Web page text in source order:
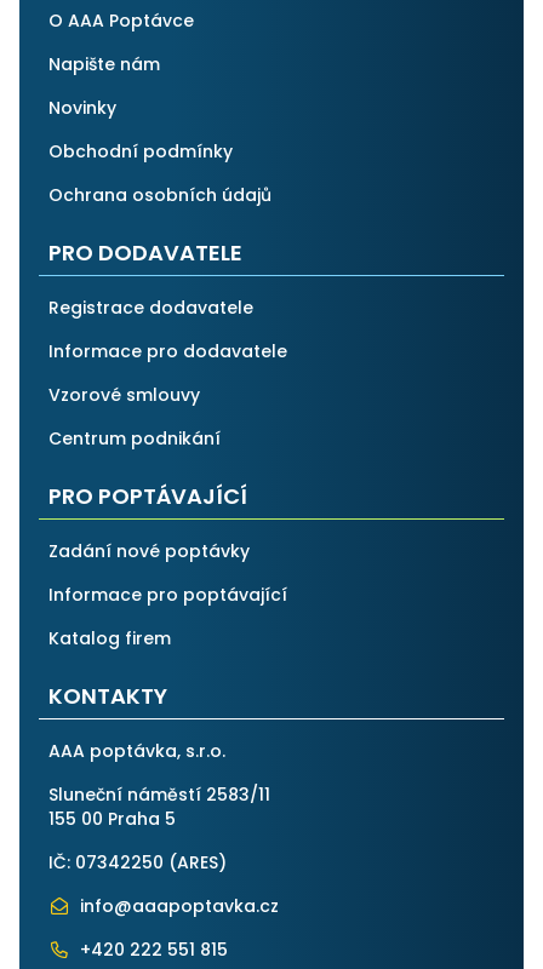
O AAA Poptávce
Napište nám
Novinky
Obchodní podmínky
Ochrana osobních údajů
PRO DODAVATELE
Registrace dodavatele
Informace pro dodavatele
Vzorové smlouvy
Centrum podnikání
PRO POPTÁVAJÍCÍ
Zadání nové poptávky
Informace pro poptávající
Katalog firem
KONTAKTY
AAA poptávka, s.r.o.
Sluneční náměstí 2583/11
155 00 Praha 5
IČ: 07342250 (ARES)
info@aaapoptavka.cz
+420 222 551 815